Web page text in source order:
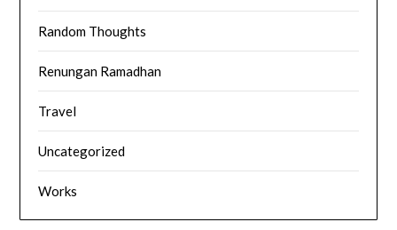
Random Thoughts
Renungan Ramadhan
Travel
Uncategorized
Works